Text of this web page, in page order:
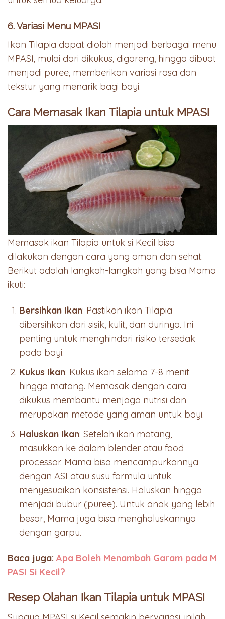
6. Variasi Menu MPASI
Ikan Tilapia dapat diolah menjadi berbagai menu
MPASI, mulai dari dikukus, digoreng, hingga dibuat
menjadi puree, memberikan variasi rasa dan
tekstur yang menarik bagi bayi.
Cara Memasak Ikan Tilapia untuk MPASI
Memasak ikan Tilapia untuk si Kecil bisa
dilakukan dengan cara yang aman dan sehat.
Berikut adalah langkah-langkah yang bisa Mama
ikuti:
Bersihkan Ikan: Pastikan ikan Tilapia
dibersihkan dari sisik, kulit, dan durinya. Ini
penting untuk menghindari risiko tersedak
pada bayi.
Kukus Ikan: Kukus ikan selama 7-8 menit
hingga matang. Memasak dengan cara
dikukus membantu menjaga nutrisi dan
merupakan metode yang aman untuk bayi.
Haluskan Ikan: Setelah ikan matang,
masukkan ke dalam blender atau food
processor. Mama bisa mencampurkannya
dengan ASI atau susu formula untuk
menyesuaikan konsistensi. Haluskan hingga
menjadi bubur (puree). Untuk anak yang lebih
besar, Mama juga bisa menghaluskannya
dengan garpu.
Baca juga: Apa Boleh Menambah Garam pada M
PASI Si Kecil?
Resep Olahan Ikan Tilapia untuk MPASI